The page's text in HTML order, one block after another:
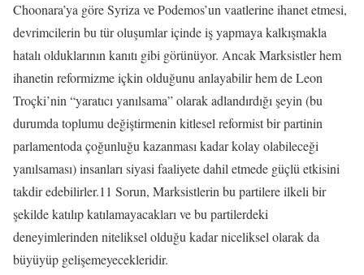
Choonara’ya göre Syriza ve Podemos’un vaatlerine ihanet etmesi,
devrimcilerin bu tür oluşumlar içinde iş yapmaya kalkışmakla
hatalı olduklarının kanıtı gibi görünüyor. Ancak Marksistler hem
ihanetin reformizme içkin olduğunu anlayabilir hem de Leon
Troçki’nin “yaratıcı yanılsama” olarak adlandırdığı şeyin (bu
durumda toplumu değiştirmenin kitlesel reformist bir partinin
parlamentoda çoğunluğu kazanması kadar kolay olabileceği
yanılsaması) insanları siyasi faaliyete dahil etmede güçlü etkisini
takdir edebilirler.11 Sorun, Marksistlerin bu partilere ilkeli bir
şekilde katılıp katılamayacakları ve bu partilerdeki
deneyimlerinden niteliksel olduğu kadar niceliksel olarak da
büyüyüp gelişemeyecekleridir.